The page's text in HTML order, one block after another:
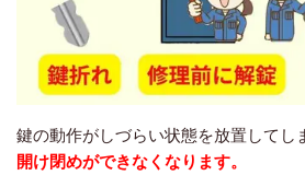
鍵の動作がしづらい状態を放置してし
開け閉めができなくなります。